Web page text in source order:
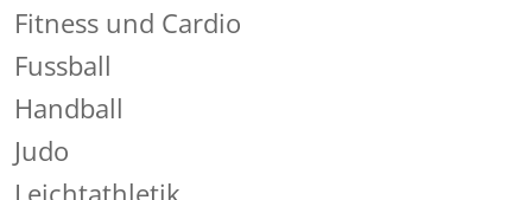
Fitness und Cardio
Fussball
Handball
Judo